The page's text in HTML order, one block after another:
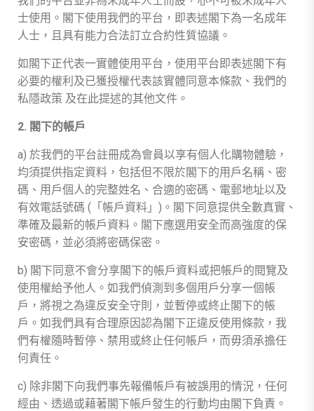
士使用。閣下使用我們的平台，即表述閣下為一名成年
人士，且具有能力合法訂立合約性質協議。
如閣下正代表一實體使用平台，使用平台即表述閣下有
必要的權利及已獲授權代表該實體同意本條款、我們的
私隱政策 及在此提述的其他文件。
2. 閣下的帳戶
a) 於我們的平台註冊成為會員以享有個人化購物體驗，
均須提供指定資料，包括但不限於閣下的用戶名稱、密
碼、用戶個人的完整姓名、合適的密碼、電郵地址以及
有效電話號碼 (「帳戶資料」)。閣下同意提供全數真實、
準確及最新的帳戶資料。閣下應選用安全而高強度的保
安密碼，並必須將密碼保密。
b) 閣下同意不會分享閣下的帳戶資料或把帳戶的閱覽及
使用權給予他人。如我們偵測到多個用戶分享一個帳
戶，將視之為違反安全守則，並暫停或終止閣下的帳
戶。如我們具有合理原因認為閣下正違反使用條款，我
們有權隨時暫停、禁用或終止任何帳戶，而毋須承擔任
何責任。
c) 除非閣下向我們事先報備帳戶有被誤用的情況，任何
經由、透過或藉著閣下帳戶發生的行動均由閣下負責。